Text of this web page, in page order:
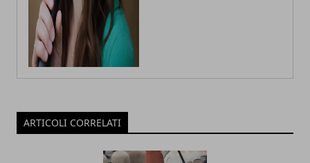
ARTICOLI CORRELATI